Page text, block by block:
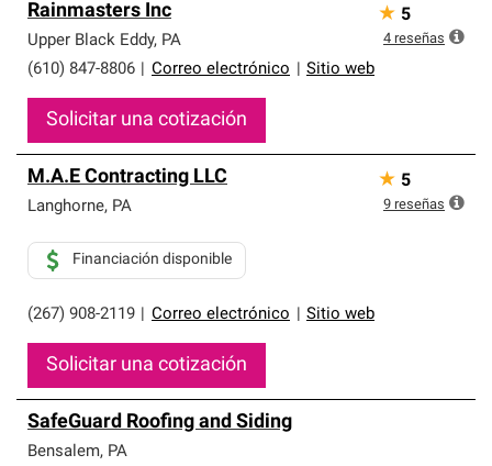
Rainmasters Inc
Upper Black Eddy, PA
(610) 847-8806
Correo electrónico Sitio web
Solicitar una cotización
★ 5
4 reseñas
M.A.E Contracting LLC
Langhorne, PA
(267) 908-2119 Correo electrónico Sitio web
Financiación disponible
Solicitar una cotización
★ 5
9 reseñas
SafeGuard Roofing and Siding
Bensalem, PA